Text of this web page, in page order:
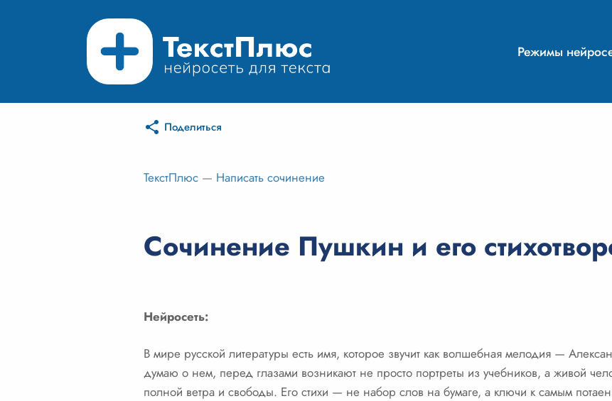
Режимы
Поделиться
ТекстПлюс — Написать сочинение
Сочинение Пушкин и его
Нейросеть:
В мире русской литературы есть имя, которое звучит как волшебная мелодия —
думаю о нем, перед глазами возникают не просто портреты из учебников, а живой
полной ветра и свободы. Его стихи — не набор слов на бумаге, а ключи к самым